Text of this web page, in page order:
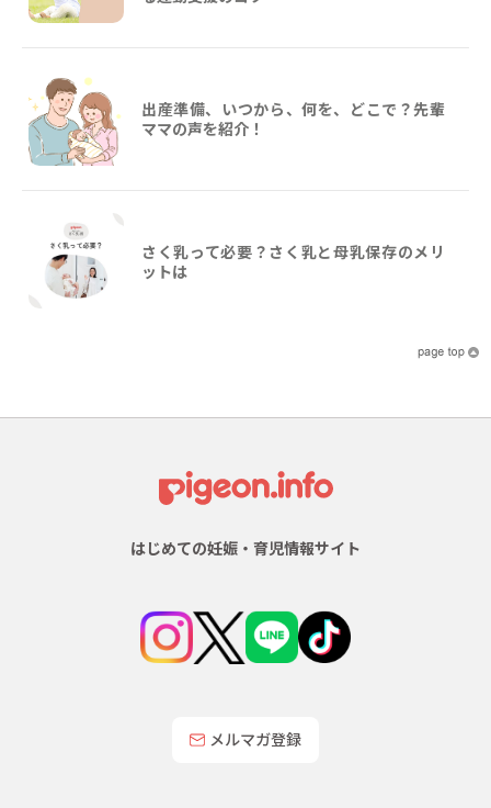
出産準備、いつから、何を、どこで？先輩
ママの声を紹介！
さく乳って必要？さく乳と母乳保存のメリ
ットは
はじめての妊娠・育児情報サイト
メルマガ登録